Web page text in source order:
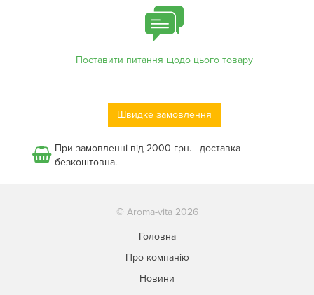
Поставити питання щодо цього товару
Швидке замовлення
При замовленні від 2000 грн. - доставка
безкоштовна.
© Aroma-vita 2026
Головна
Про компанію
Новини